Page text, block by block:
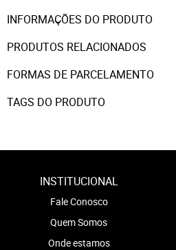
INFORMAÇÕES DO PRODUTO
PRODUTOS RELACIONADOS
FORMAS DE PARCELAMENTO
TAGS DO PRODUTO
INSTITUCIONAL
Fale Conosco
Quem Somos
Onde estamos